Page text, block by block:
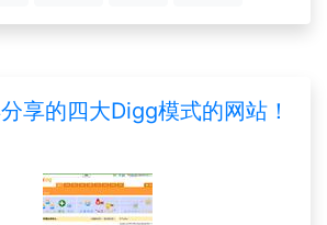
享的四大Digg模式的网站！